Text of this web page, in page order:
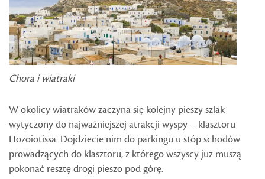
Chora i wiatraki
W okolicy wiatraków zaczyna się kolejny pieszy szlak
wytyczony do najważniejszej atrakcji wyspy – klasztoru
Hozoiotissa. Dojdziecie nim do parkingu u stóp schodów
prowadzących do klasztoru, z którego wszyscy już muszą
pokonać resztę drogi pieszo pod górę.